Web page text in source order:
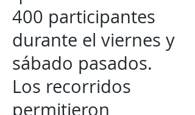
400 participantes
durante el viernes y
sábado pasados.
Los recorridos
permitieron